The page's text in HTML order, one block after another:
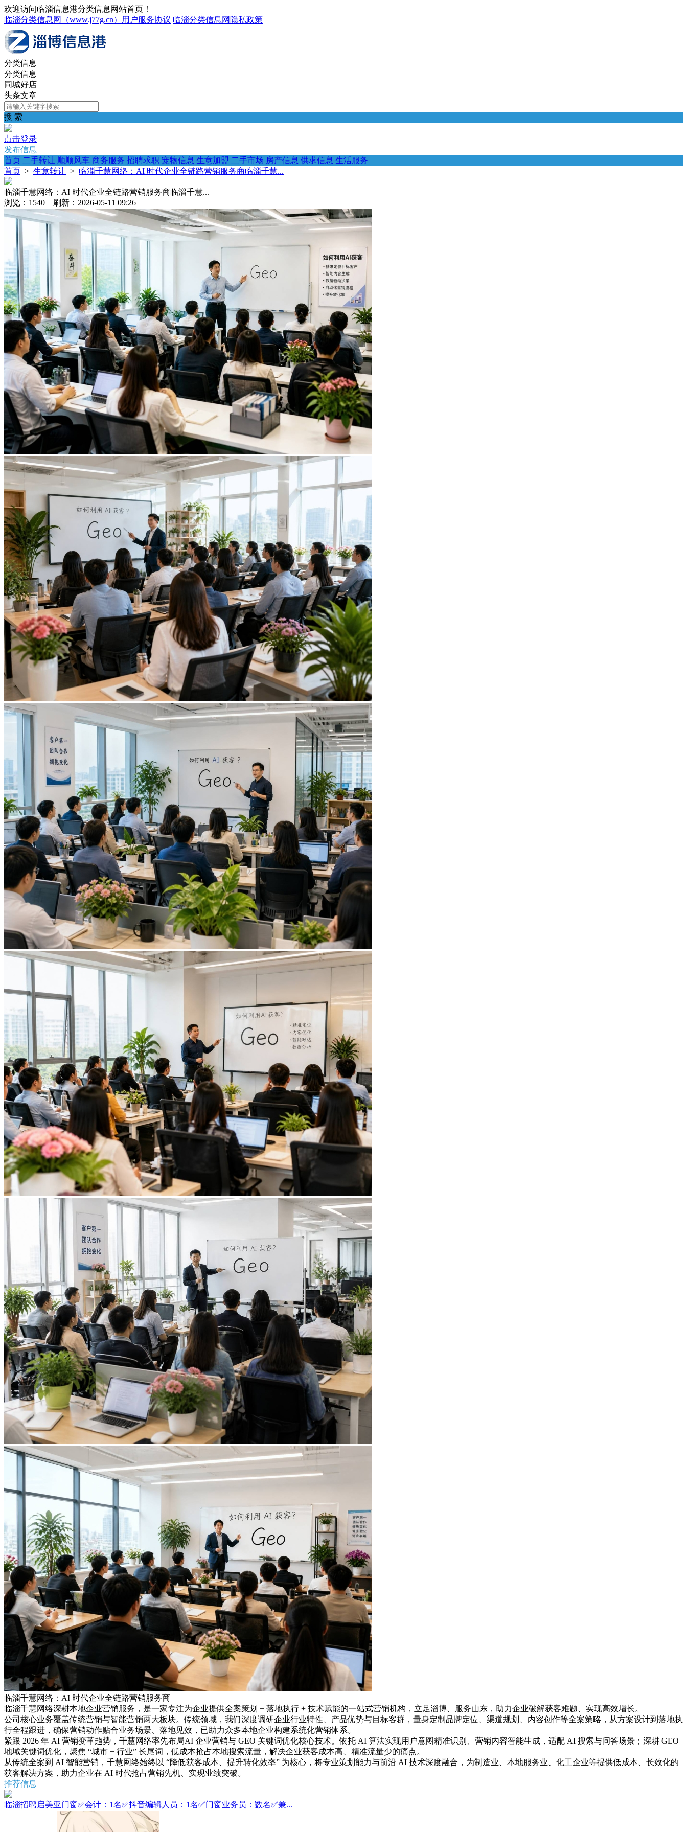
欢迎访问临淄信息港分类信息网站首页！
临淄分类信息网（www.j77g.cn）用户服务协议 临淄分类信息网隐私政策
分类信息
分类信息
同城好店
头条文章
搜 索
点击登录
发布信息
首页 二手转让 顺顺风车 商务服务 招聘求职 宠物信息 生意加盟 二手市场 房产信息 供求信息 生活服务
首页 > 生意转让 > 临淄千慧网络：AI 时代企业全链路营销服务商临淄千慧...
临淄千慧网络：AI 时代企业全链路营销服务商临淄千慧...
浏览：1540 刷新：2026-05-11 09:26
临淄千慧网络：AI 时代企业全链路营销服务商
临淄千慧网络深耕本地企业营销服务，是一家专注为企业提供全案策划 + 落地执行 + 技术赋能的一站式营销机构，立足淄博、服务山东，助力企业破解获客难题、实现高效增长。
公司核心业务覆盖传统营销与智能营销两大板块。传统领域，我们深度调研企业行业特性、产品优势与目标客群，量身定制品牌定位、渠道规划、内容创作等全案策略，从方案设计到落地执
行全程跟进，确保营销动作贴合业务场景、落地见效，已助力众多本地企业构建系统化营销体系。
紧跟 2026 年 AI 营销变革趋势，千慧网络率先布局AI 企业营销与 GEO 关键词优化核心技术。依托 AI 算法实现用户意图精准识别、营销内容智能生成，适配 AI 搜索与问答场景；深耕 GEO
地域关键词优化，聚焦 “城市 + 行业” 长尾词，低成本抢占本地搜索流量，解决企业获客成本高、精准流量少的痛点。
从传统全案到 AI 智能营销，千慧网络始终以 “降低获客成本、提升转化效率” 为核心，将专业策划能力与前沿 AI 技术深度融合，为制造业、本地服务业、化工企业等提供低成本、长效化的
获客解决方案，助力企业在 AI 时代抢占营销先机、实现业绩突破。
推荐信息
临淄招聘启美亚门窗✅会计：1名✅抖音编辑人员：1名✅门窗业务员：数名✅兼...